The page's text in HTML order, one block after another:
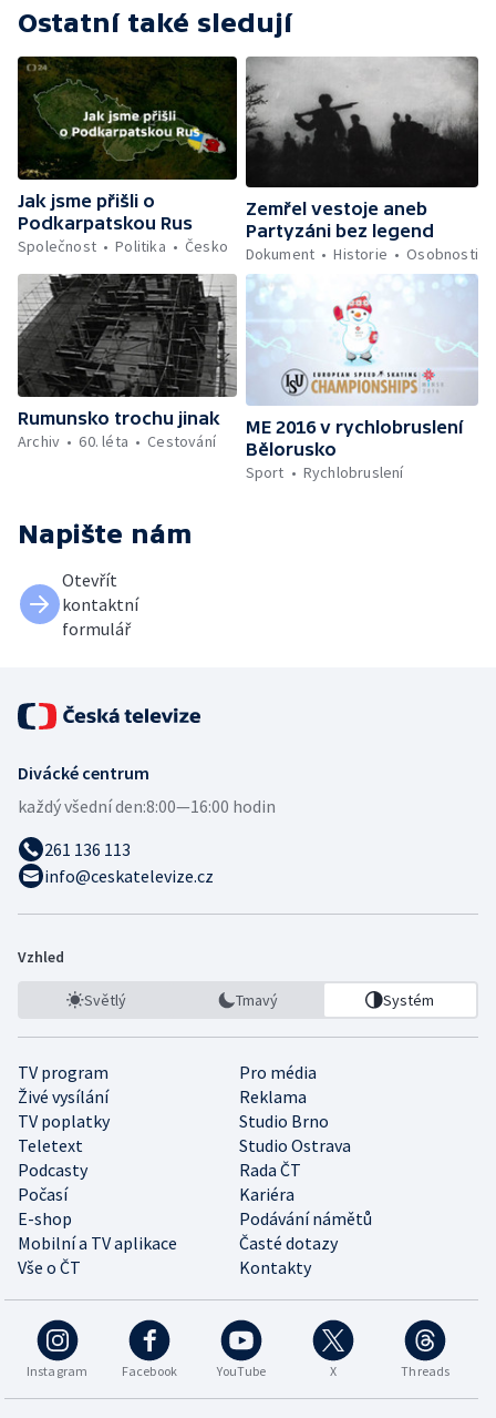
Ostatní také sledují
Jak jsme přišli o
Podkarpatskou Rus
Společnost
Politika Česko
Zemřel vestoje aneb
Partyzáni bez legend
Dokument
Historie Osobnosti
Rumunsko trochu jinak
Archiv
60. léta Cestování
ME 2016 v rychlobruslení
Bělorusko
Sport
Rychlobruslení
Napište nám
Otevřít
kontaktní
formulář
Divácké centrum
každý všední den:8:00—16:00 hodin
261 136 113
info@ceskatelevize.cz
Vzhled
Světlý Tmavý Systém
TV program
Pro média
Živé vysílání
Reklama
TV poplatky
Studio Brno
Teletext
Studio Ostrava
Podcasty
Rada ČT
Počasí
Kariéra
E-shop
Podávání námětů
Mobilní a TV aplikace
Časté dotazy
Vše o ČT
Kontakty
Instagram Facebook YouTube X Threads